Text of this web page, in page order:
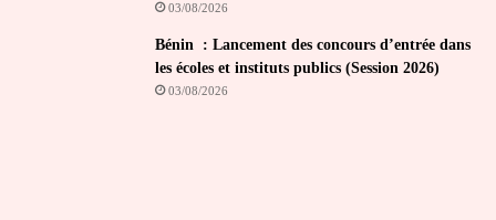
03/08/2026
Bénin : Lancement des concours d’entrée dans
les écoles et instituts publics (Session 2026)
03/08/2026